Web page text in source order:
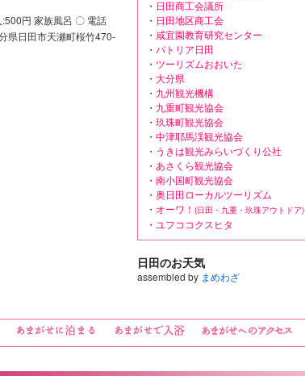
円 家族風呂 〇 電話
県日田市天瀬町桜竹470-
・ 日田商工会議所
・ 日田地区商工会
・ 咸宜園教育研究センター
・ パトリア日田
・ ツーリズムおおいた
・ 大分県
・ 九州観光機構
・ 九重町観光協会
・ 玖珠町観光協会
・ 中津耶馬渓観光協会
・ うきは観光みらいづくり公社
・ あさくら観光協会
・ 南小国町観光協会
・ 奥日田ローカルツーリズム
・ オーワ！ (日田・九重・玖珠アウトドア)
・ ユフココクスヒタ
日田のお天気
assembled by まめわざ